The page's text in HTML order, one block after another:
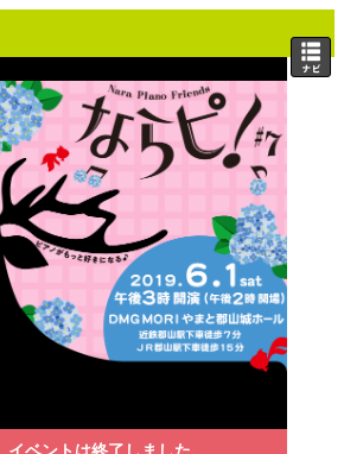
イベントは終了しました。